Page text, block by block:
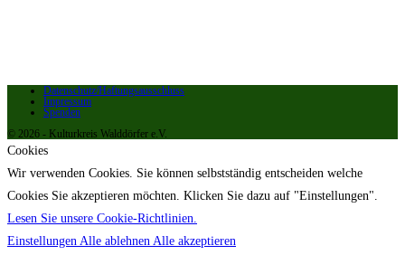
Datenschutz/Haftungsausschluss
Impressum
Spenden
© 2026 - Kulturkreis Walddörfer e.V.
Cookies
Wir verwenden Cookies. Sie können selbstständig entscheiden welche
Cookies Sie akzeptieren möchten. Klicken Sie dazu auf "Einstellungen".
Lesen Sie unsere Cookie-Richtlinien.
Einstellungen Alle ablehnen Alle akzeptieren